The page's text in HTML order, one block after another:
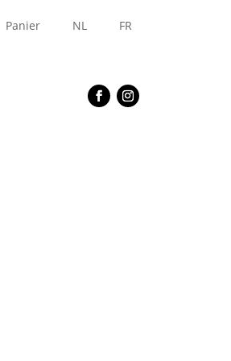
Panier NL FR